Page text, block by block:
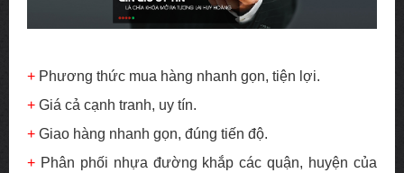
+ Phương thức mua hàng nhanh gọn, tiện lợi.
+ Giá cả cạnh tranh, uy tín.
+ Giao hàng nhanh gọn, đúng tiến độ.
+ Phân phối nhựa đường khắp các quận, huyện của